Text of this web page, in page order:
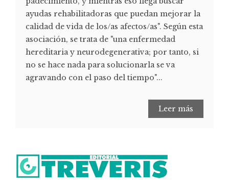
ayudas rehabilitadoras que puedan mejorar la
calidad de vida de los/as afectos/as". Según esta
asociación, se trata de "una enfermedad
hereditaria y neurodegenerativa; por tanto, si
no se hace nada para solucionarla se va
agravando con el paso del tiempo"...
Leer más